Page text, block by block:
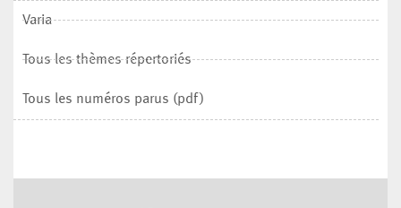
Varia
Tous les thèmes répertoriés
Tous les numéros parus (pdf)